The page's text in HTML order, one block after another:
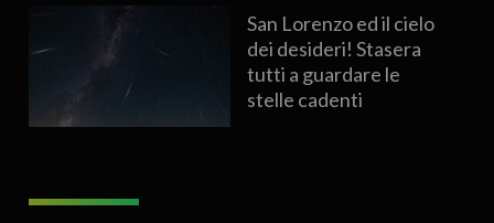
San Lorenzo ed il cielo
dei desideri! Stasera
tutti a guardare le
stelle cadenti